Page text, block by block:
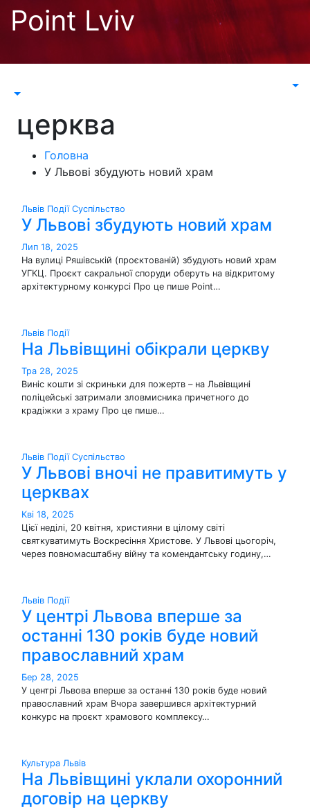
Перейти
Point Lviv
церква
Головна
У Львові збудують новий храм
Львів Події Суспільство
У Львові збудують новий храм
Лип 18, 2025
На вулиці Ряшівській (проєктованій) збудують новий храм
УГКЦ. Проєкт сакральної споруди оберуть на відкритому
архітектурному конкурсі Про це пише Point…
Львів Події
На Львівщині обікрали церкву
Тра 28, 2025
Виніс кошти зі скриньки для пожертв – на Львівщині
поліцейські затримали зловмисника причетного до
крадіжки з храму Про це пише…
Львів Події Суспільство
У Львові вночі не правитимуть у
церквах
Кві 18, 2025
Цієї неділі, 20 квітня, християни в цілому світі
святкуватимуть Воскресіння Христове. У Львові цьогоріч,
через повномасштабну війну та комендантську годину,…
Львів Події
У центрі Львова вперше за
останні 130 років буде новий
православний храм
Бер 28, 2025
У центрі Львова вперше за останні 130 років буде новий
православний храм Вчора завершився архітектурний
конкурс на проєкт храмового комплексу…
Культура Львів
На Львівщині уклали охоронний
договір на церкву